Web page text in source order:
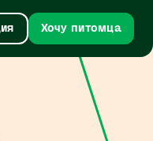
Хочу питомца